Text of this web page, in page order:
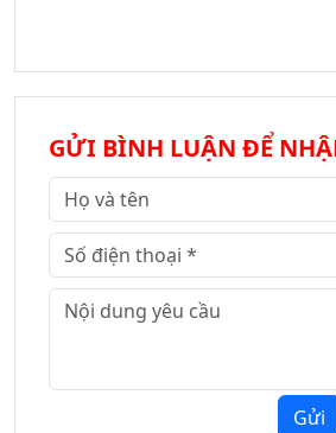
GỬI BÌNH LUẬN ĐỂ
Gửi